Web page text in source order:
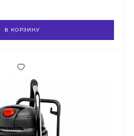
В КОРЗИНУ